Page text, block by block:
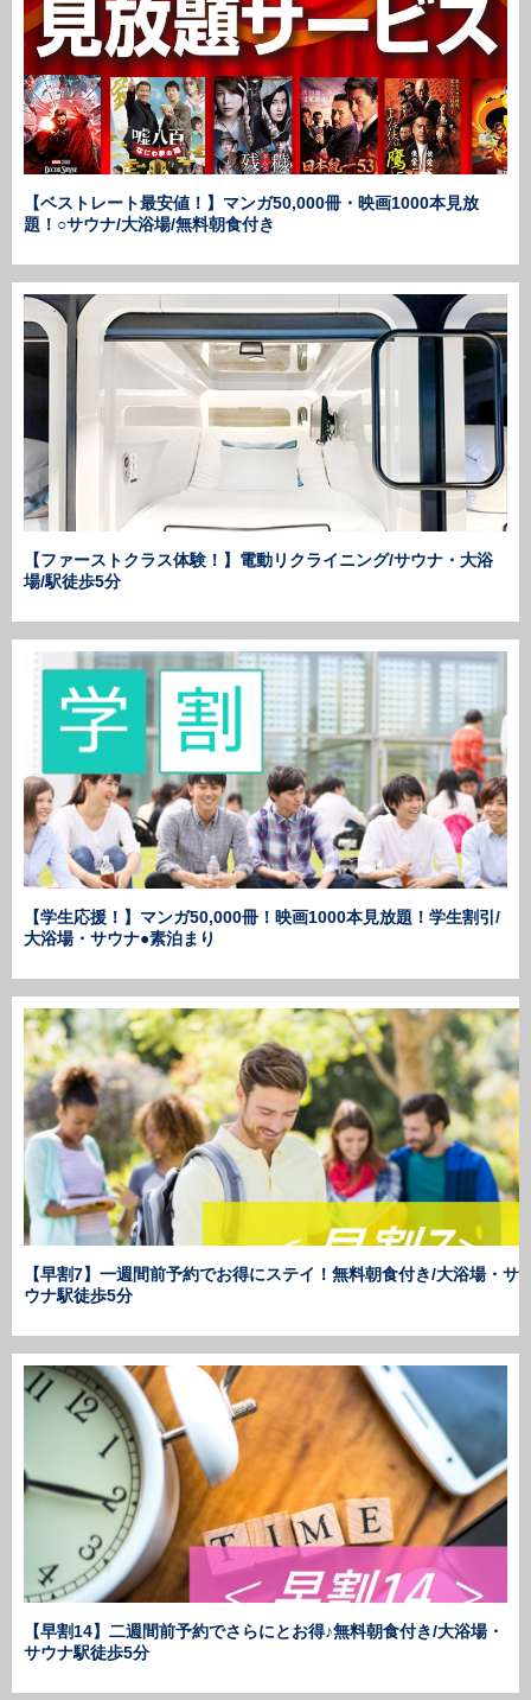
【ベストレート最安値！】マンガ50,000冊・映画1000本見放
題！○サウナ/大浴場/無料朝食付き
【ファーストクラス体験！】電動リクライニング/サウナ・大浴
場/駅徒歩5分
【学生応援！】マンガ50,000冊！映画1000本見放題！学生割引/
大浴場・サウナ●素泊まり
【早割7】一週間前予約でお得にステイ！無料朝食付き/大浴場・サ
ウナ駅徒歩5分
【早割14】二週間前予約でさらにとお得♪無料朝食付き/大浴場・
サウナ駅徒歩5分